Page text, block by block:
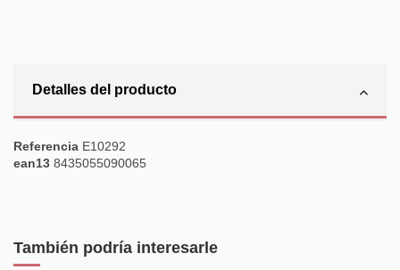
Detalles del producto
Referencia E10292
ean13 8435055090065
También podría interesarle